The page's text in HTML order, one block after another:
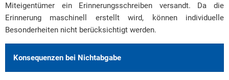
Miteigentümer ein Erinnerungsschreiben versandt. Da die
Erinnerung maschinell erstellt wird, können individuelle
Besonderheiten nicht berücksichtigt werden.
Konsequenzen bei Nichtabgabe